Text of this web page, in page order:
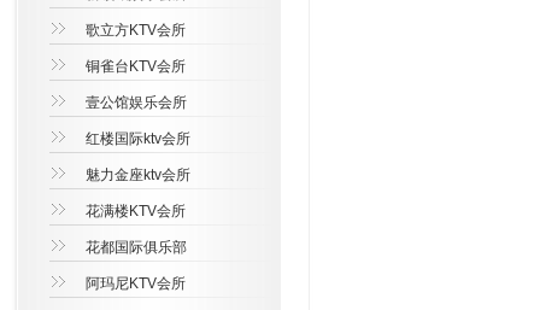
歌立方KTV会所
铜雀台KTV会所
壹公馆娱乐会所
红楼国际ktv会所
魅力金座ktv会所
花满楼KTV会所
花都国际俱乐部
阿玛尼KTV会所